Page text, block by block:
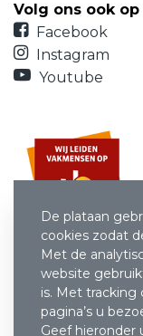
Volg ons ook
Facebook
Instagram
Youtube
De plataan
cookies zodat
Met de
website
is. Met tracking
pagina’s u
Geef hieronder